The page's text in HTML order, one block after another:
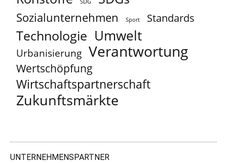
SDG
Sozialunternehmen Sport Standards
Technologie Umwelt
Urbanisierung Verantwortung
Wertschöpfung
Wirtschaftspartnerschaft
Zukunftsmärkte
UNTERNEHMENSPARTNER